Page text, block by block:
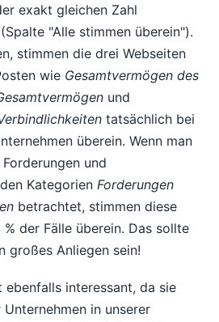
exakt gleichen Zahl
"Alle stimmen überein").
stimmen die drei Webseiten
wie Gesamtvermögen des
und
tatsächlich bei
überein. Wenn man
und
Kategorien Forderungen
betrachtet, stimmen diese
der Fälle überein. Das sollte
großes Anliegen sein!
interessant, da sie
in unserer